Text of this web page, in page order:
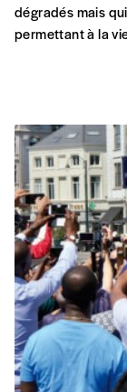
dégradés mais
permettant à la